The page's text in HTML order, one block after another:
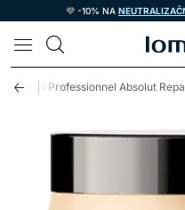
💜 -10% NA
LOMAX
L'Oréal Professionnel Absolut